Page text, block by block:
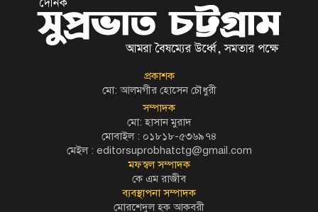
প্রকাশক
মো: আলমগীর হোসেন চৌধুরী
সম্পাদক
মো: হাসান মুরাদ
মোবাইল : ০১৮১৮-৫৩৬৯৭৪
মেইল : editorsuprobhatctg@gmail.com
মফস্বল সম্পাদক
কে এম রাজীব
ব্যবস্থাপনা সম্পাদক
মোরশেদুল হক আকবরী